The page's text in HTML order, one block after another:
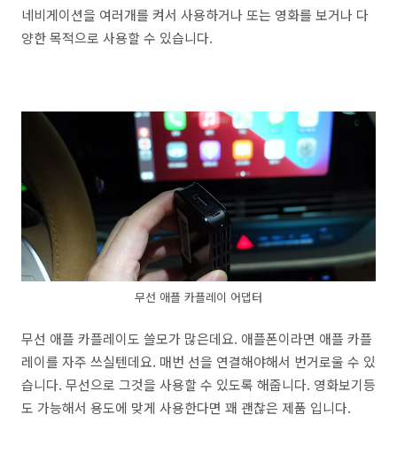
네비게이션을 여러개를 켜서 사용하거나 또는 영화를 보거나 다
양한 목적으로 사용할 수 있습니다.
무선 애플 카플레이 어댑터
무선 애플 카플레이도 쓸모가 많은데요. 애플폰이라면 애플 카플
레이를 자주 쓰실텐데요. 매번 선을 연결해야해서 번거로울 수 있
습니다. 무선으로 그것을 사용할 수 있도록 해줍니다. 영화보기등
도 가능해서 용도에 맞게 사용한다면 꽤 괜찮은 제품 입니다.